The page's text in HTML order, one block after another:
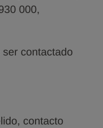
000,
contactado
contacto